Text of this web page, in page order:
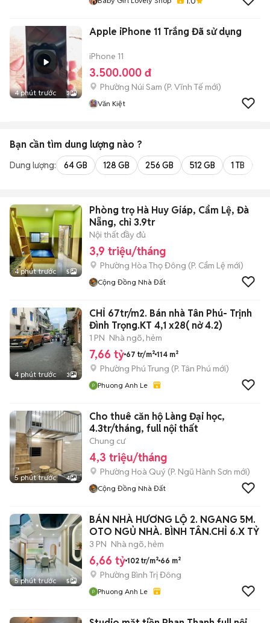
4 phút trước 3
Apple iPhone 11 Trắng Đã sử dụng
iPhone 11
3.500.000 đ
Phường Núi Sam (P. Vĩnh Tế mới)
Văn Kiệt
Bạn cần tìm dung lượng nào ?
Dung lượng: 64 GB 128 GB 256 GB 512 GB 1 TB
4 phút trước 5
Phòng trọ Hà Huy Giáp, Cẩm Lệ, Đà
Nẵng, chỉ 3.9tr
Nội thất đầy đủ
3,9 triệu/tháng
Phường Hòa Thọ Đông (P. Cẩm Lệ mới)
Cộng Đồng Nhà Đất
4 phút trước 3
CHỈ 67tr/m2. Bán nhà Tân Phú- Trịnh
Đình Trọng.KT 4,1 x28( nở 4.2)
1 PN Nhà ngõ, hẻm
7,66 tỷ 67 tr/m² 114 m²
Phường Phú Trung (P. Tân Phú mới)
Phuong Anh Le
5 phút trước 4
Cho thuê căn hộ Làng Đại học,
4.3tr/tháng, full nội thất
Chung cư
4,3 triệu/tháng
Phường Hoà Quý (P. Ngũ Hành Sơn mới)
Cộng Đồng Nhà Đất
5 phút trước 5
BÁN NHÀ HƯƠNG LỘ 2. NGANG 5M.
OTO NGỦ NHÀ. BÌNH TÂN.CHỈ 6.X TỶ
3 PN Nhà ngõ, hẻm
6,66 tỷ 102 tr/m² 66 m²
Phường Bình Trị Đông
Phuong Anh Le